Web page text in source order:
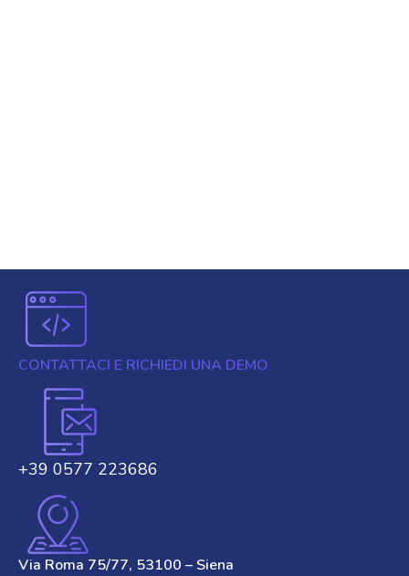
CONTATTACI E RICHIEDI UNA DEMO
+39 0577 223686
Via Roma 75/77, 53100 – Siena